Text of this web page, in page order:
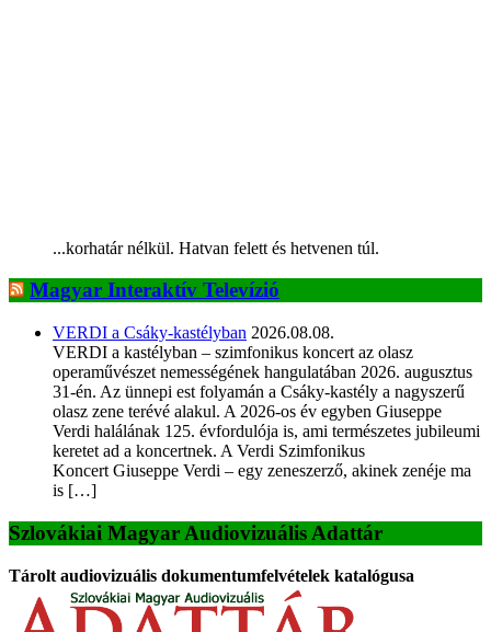
...korhatár nélkül. Hatvan felett és hetvenen túl.
Magyar Interaktív Televízió
VERDI a Csáky-kastélyban 2026.08.08.
VERDI a kastélyban – szimfonikus koncert az olasz
operaművészet nemességének hangulatában 2026. augusztus
31-én. Az ünnepi est folyamán a Csáky-kastély a nagyszerű
olasz zene terévé alakul. A 2026-os év egyben Giuseppe
Verdi halálának 125. évfordulója is, ami természetes jubileumi
keretet ad a koncertnek. A Verdi Szimfonikus
Koncert Giuseppe Verdi – egy zeneszerző, akinek zenéje ma
is […]
Szlovákiai Magyar Audiovizuális Adattár
Tárolt audiovizuális dokumentumfelvételek katalógusa